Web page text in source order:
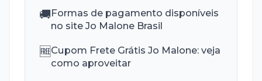
🚚Formas de pagamento disponíveis
no site Jo Malone Brasil
🆓Cupom Frete Grátis Jo Malone: veja
como aproveitar